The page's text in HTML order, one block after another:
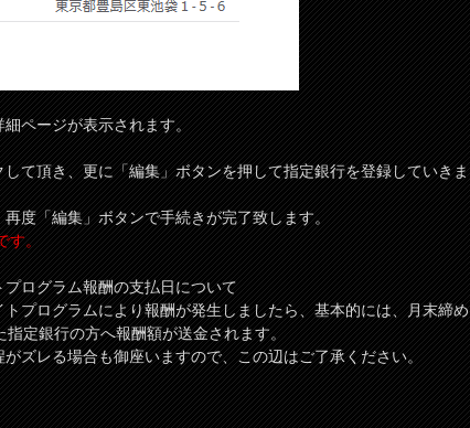
ページが表示されます。
て頂き、更に「編集」ボタンを押して指定銀行を登録していきま
度「編集」ボタンで手続きが完了致します。
す。
ログラム報酬の支払日について
プログラムにより報酬が発生しましたら、基本的には、月末締め
定銀行の方へ報酬額が送金されます。
ズレる場合も御座いますので、この辺はご了承ください。